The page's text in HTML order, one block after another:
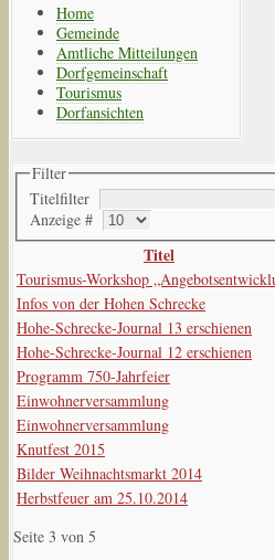
Home
Gemeinde
Amtliche Mitteilungen
Dorfgemeinschaft
Tourismus
Dorfansichten
Filter
Titelfilter
Anzeige #
Titel
Tourismus-Workshop
Infos von der Hohen Schrecke
Hohe-Schrecke-Journal 13 erschienen
Hohe-Schrecke-Journal 12 erschienen
Programm 750-Jahrfeier
Einwohnerversammlung
Einwohnerversammlung
Knutfest 2015
Bilder Weihnachtsmarkt 2014
Herbstfeuer am 25.10.2014
Seite 3 von 5